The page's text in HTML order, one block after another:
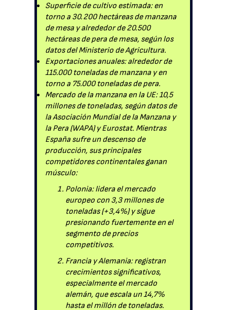
Superficie de cultivo estimada: en
torno a 30.200 hectáreas de manzana
de mesa y alrededor de 20.500
hectáreas de pera de mesa, según los
datos del Ministerio de Agricultura.
Exportaciones anuales: alrededor de
115.000 toneladas de manzana y en
torno a 75.000 toneladas de pera.
Mercado de la manzana en la UE: 10,5
millones de toneladas, según datos de
la Asociación Mundial de la Manzana y
la Pera (WAPA) y Eurostat. Mientras
España sufre un descenso de
producción, sus principales
competidores continentales ganan
músculo:
Polonia: lidera el mercado
europeo con 3,3 millones de
toneladas (+3,4%) y sigue
presionando fuertemente en el
segmento de precios
competitivos.
Francia y Alemania: registran
crecimientos significativos,
especialmente el mercado
alemán, que escala un 14,7%
hasta el millón de toneladas.